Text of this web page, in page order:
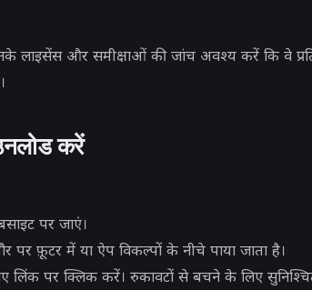
लाइसेंस और समीक्षाओं की जांच अवश्य करें कि वे
करें
पर जाएं।
फ़ूटर में या ऐप विकल्पों के नीचे पाया जाता है।
लिंक पर क्लिक करें। रुकावटों से बचने के लिए